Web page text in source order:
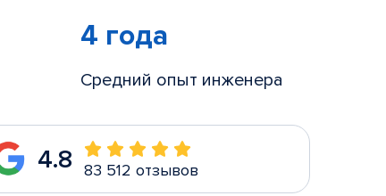
4 года
Средний опыт инженера
4.8 83 512 отзывов